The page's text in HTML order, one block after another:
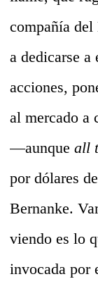
compañía
a dedicarse a
acciones,
al mercado a
—aunque all
por dólares
Bernanke.
viendo es lo
invocada por